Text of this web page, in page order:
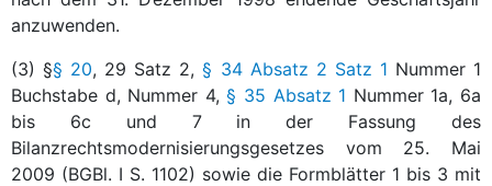
anzuwenden.
(3) §§ 20, 29 Satz 2,§ 34 Absatz 2 Satz 1 Nummer 1
Buchstabe d, Nummer 4,§ 35 Absatz 1 Nummer 1a, 6a
bis 6c und 7 in der Fassung des
Bilanzrechtsmodernisierungsgesetzes vom 25. Mai
2009 (BGBl. I S. 1102) sowie die Formblätter 1 bis 3 mit